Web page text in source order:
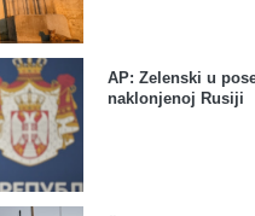
AP: Zelenski u
naklonjenoj Rusiji